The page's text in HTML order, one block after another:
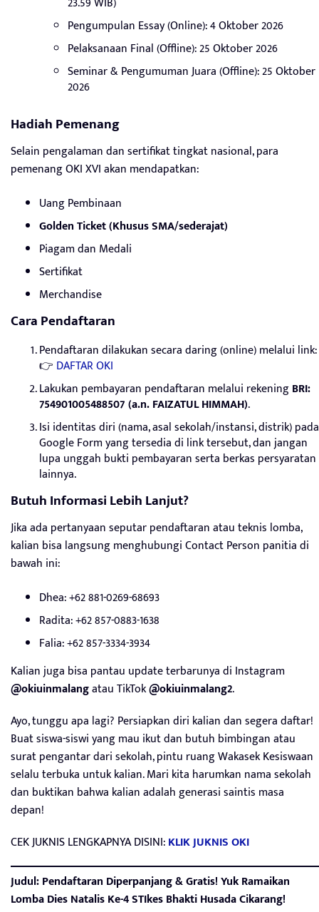
Pengumpulan Essay (Online): 4 Oktober 2026
Pelaksanaan Final (Offline): 25 Oktober 2026
Seminar & Pengumuman Juara (Offline): 25 Oktober
2026
Hadiah Pemenang
Selain pengalaman dan sertifikat tingkat nasional, para
pemenang OKI XVI akan mendapatkan:
Uang Pembinaan
Golden Ticket (Khusus SMA/sederajat)
Piagam dan Medali
Sertifikat
Merchandise
Cara Pendaftaran
Pendaftaran dilakukan secara daring (online) melalui link:
👉 DAFTAR OKI
Lakukan pembayaran pendaftaran melalui rekeningBRI:
754901005488507 (a.n. FAIZATUL HIMMAH).
Isi identitas diri (nama, asal sekolah/instansi, distrik) pada
Google Form yang tersedia di link tersebut, dan jangan
lupa unggah bukti pembayaran serta berkas persyaratan
lainnya.
Butuh Informasi Lebih Lanjut?
Jika ada pertanyaan seputar pendaftaran atau teknis lomba,
kalian bisa langsung menghubungi Contact Person panitia di
bawah ini:
Dhea: +62 881-0269-68693
Radita: +62 857-0883-1638
Falia: +62 857-3334-3934
Kalian juga bisa pantau update terbarunya di Instagram
@okiuinmalangatau TikTok@okiuinmalang2.
Ayo, tunggu apa lagi? Persiapkan diri kalian dan segera daftar!
Buat siswa-siswi yang mau ikut dan butuh bimbingan atau
surat pengantar dari sekolah, pintu ruang Wakasek Kesiswaan
selalu terbuka untuk kalian. Mari kita harumkan nama sekolah
dan buktikan bahwa kalian adalah generasi saintis masa
depan!
CEK JUKNIS LENGKAPNYA DISINI:KLIK JUKNIS OKI
Judul: Pendaftaran Diperpanjang & Gratis! Yuk Ramaikan
Lomba Dies Natalis Ke-4 STIkes Bhakti Husada Cikarang!